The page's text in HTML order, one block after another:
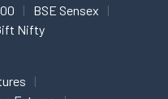
BSE Sensex
Nifty